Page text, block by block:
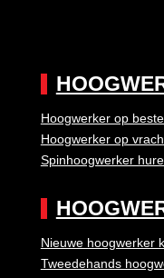
Hoogwerker op
Hoogwerker op
Spinhoogwerker
Nieuwe hoogwerker
Tweedehands